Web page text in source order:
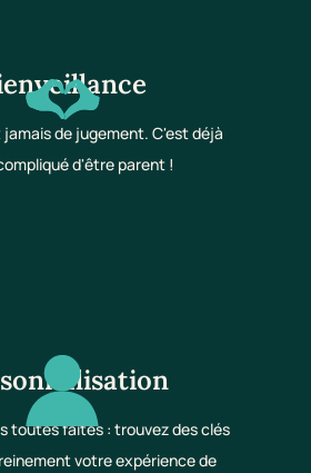
de jugement. C'est déjà
d'être parent !
toutes faites : trouvez des clés
votre expérience de